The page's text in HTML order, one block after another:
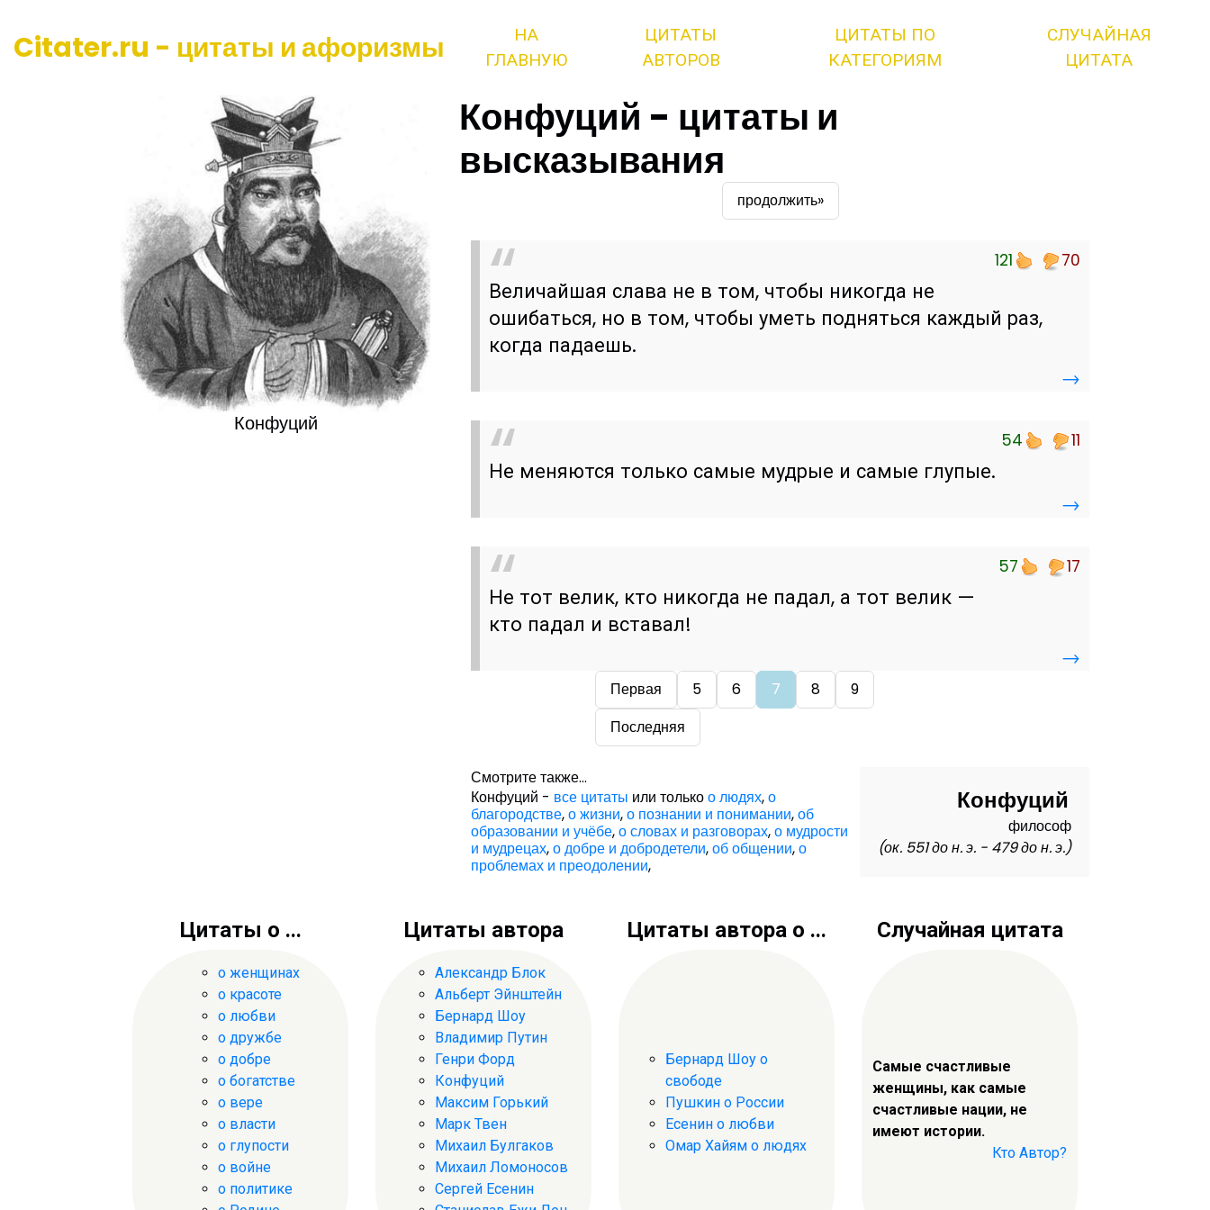
Citater.ru - цитаты и афоризмы
НА
ГЛАВНУЮ
ЦИТАТЫ
АВТОРОВ
ЦИТАТЫ ПО
КАТЕГОРИЯМ
СЛУЧАЙНАЯ
ЦИТАТА
Конфуций
Конфуций - цитаты и
высказывания
продолжить»
121 70
Величайшая слава не в том, чтобы никогда не
ошибаться, но в том, чтобы уметь подняться каждый раз,
когда падаешь.
→
54 11
Не меняются только самые мудрые и самые глупые.
→
57 17
Не тот велик, кто никогда не падал, а тот велик —
кто падал и вставал!
→
Первая 5 6 7 8
9
Последняя
Конфуций
философ
(ок. 551 до н. э. - 479 до н. э.)
Смотрите также...
Конфуций - все цитаты или толькоо людях,о
благородстве,о жизни,о познании и понимании,об
образовании и учёбе,о словах и разговорах,о мудрости
и мудрецах,о добре и добродетели,об общении,о
проблемах и преодолении,
Цитаты о ...
о женщинах
о красоте
о любви
о дружбе
о добре
о богатстве
о вере
о власти
о глупости
о войне
о политике
Цитаты автора
Александр Блок
Альберт Эйнштейн
Бернард Шоу
Владимир Путин
Генри Форд
Конфуций
Максим Горький
Марк Твен
Михаил Булгаков
Михаил Ломоносов
Сергей Есенин
Цитаты автора о ...
Бернард Шоу о
свободе
Пушкин о России
Есенин о любви
Омар Хайям о людях
Случайная цитата
Самые счастливые
женщины, как самые
счастливые нации, не
имеют истории.
Кто Автор?